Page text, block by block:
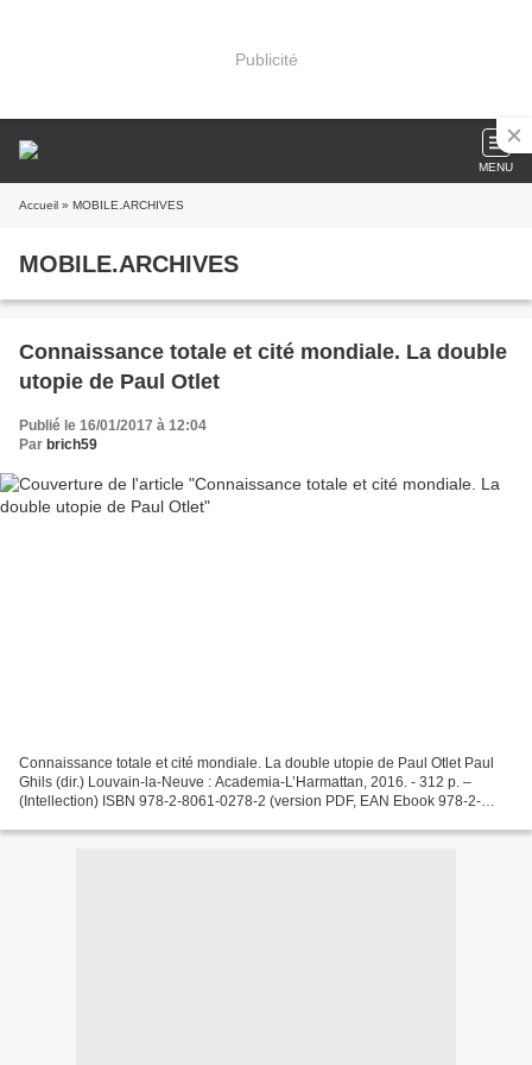
Publicité
MENU
Accueil » MOBILE.ARCHIVES
MOBILE.ARCHIVES
Connaissance totale et cité mondiale. La double
utopie de Paul Otlet
Publié le 16/01/2017 à 12:04
Par brich59
Connaissance totale et cité mondiale. La double utopie de Paul Otlet Paul
Ghils (dir.) Louvain-la-Neuve : Academia-L’Harmattan, 2016. - 312 p. –
(Intellection) ISBN 978-2-8061-0278-2 (version PDF, EAN Ebook 978-2-